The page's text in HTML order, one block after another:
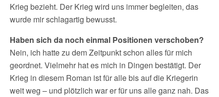
Krieg bezieht. Der Krieg wird uns immer begleiten, das
wurde mir schlagartig bewusst.
Haben sich da noch einmal Positionen verschoben?
Nein, ich hatte zu dem Zeitpunkt schon alles für mich
geordnet. Vielmehr hat es mich in Dingen bestätigt. Der
Krieg in diesem Roman ist für alle bis auf die Kriegerin
weit weg – und plötzlich war er für uns alle ganz nah. Das